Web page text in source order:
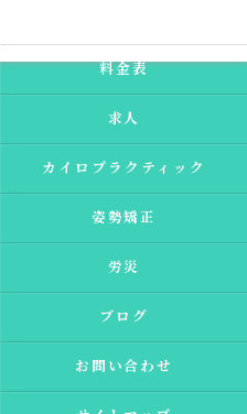
料金表
求人
カイロプラクティック
姿勢矯正
労災
ブログ
お問い合わせ